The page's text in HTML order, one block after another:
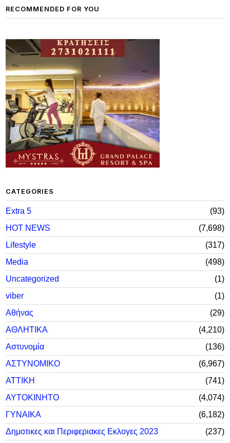
RECOMMENDED FOR YOU
CATEGORIES
Extra 5
93
HOT NEWS
7,698
Lifestyle
317
Media
498
Uncategorized
1
viber
1
Αθήνας
29
ΑΘΛΗΤΙΚΑ
4,210
Αστυνομία
136
ΑΣΤΥΝΟΜΙΚΟ
6,967
ΑΤΤΙΚΗ
741
ΑΥΤΟΚΙΝΗΤΟ
4,074
ΓΥΝΑΙΚΑ
6,182
Δημοτικες και Περιφεριακες Εκλογες 2023
237